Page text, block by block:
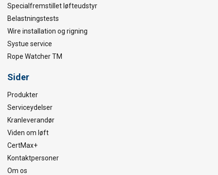
Specialfremstillet løfteudstyr
Belastningstests
Wire installation og rigning
Systue service
Rope Watcher TM
Sider
Produkter
Serviceydelser
Kranleverandør
Viden om løft
CertMax+
Kontaktpersoner
Om os